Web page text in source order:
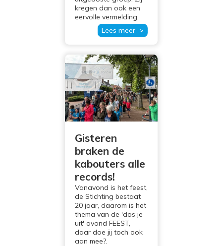
kregen dan ook een
eervolle vermelding.
Lees meer >
Gisteren
braken de
kabouters alle
records!
Vanavond is het feest,
de Stichting bestaat
20 jaar, daarom is het
thema van de 'dos je
uit' avond FEEST,
daar doe jij toch ook
aan mee?.